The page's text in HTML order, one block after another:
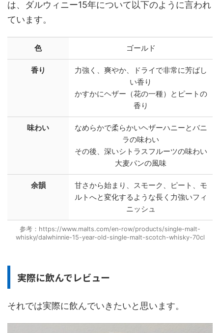
は、ダルウィニー15年について以下のように言われ
ています。
色 ゴールド
香り
力強く、爽やか、ドライで非常に芳ばし
い香り
かすかにヘザー（花の一種）とピートの
香り
味わい
なめらかで柔らかいヘザーハニーとバニ
ラの味わい
その後、深いシトラスフルーツの味わい
大麦パンの風味
余韻
甘さから始まり、スモーク、ピート、モ
ルトへと変化するような長く力強いフィ
ニッシュ
参考：https://www.malts.com/en-row/products/single-malt-
whisky/dalwhinnie-15-year-old-single-malt-scotch-whisky-70cl
実際に飲んでレビュー
それでは実際に飲んでいきたいと思います。